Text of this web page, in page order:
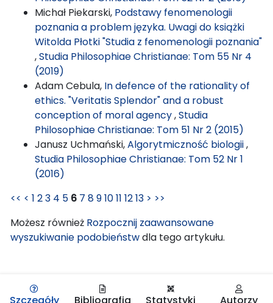
Michał Piekarski, Podstawy fenomenologii
poznania a problem języka. Uwagi do książki
Witolda Płotki "Studia z fenomenologii poznania"
,Studia Philosophiae Christianae: Tom 55 Nr 4
(2019)
Adam Cebula, In defence of the rationality of
ethics. "Veritatis Splendor" and a robust
conception of moral agency,Studia
Philosophiae Christianae: Tom 51 Nr 2 (2015)
Janusz Uchmański,Algorytmiczność biologii,
Studia Philosophiae Christianae: Tom 52 Nr 1
(2016)
<< < 1 23 4 5 6 7 891011 1213 > >>
Możesz również Rozpocznij zaawansowane
wyszukiwanie podobieństwdla tego artykułu.